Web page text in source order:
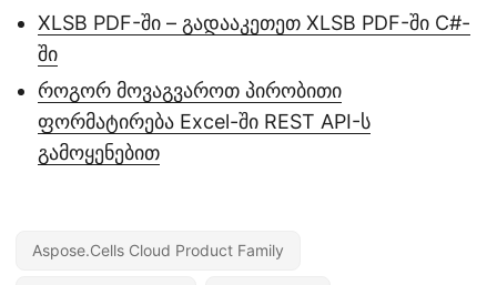
XLSB PDF-ში – გადააკეთეთ XLSB PDF-ში C#-
ში
როგორ მოვაგვაროთ პირობითი
ფორმატირება Excel-ში REST API-ს
გამოყენებით
Aspose.Cells Cloud Product Family